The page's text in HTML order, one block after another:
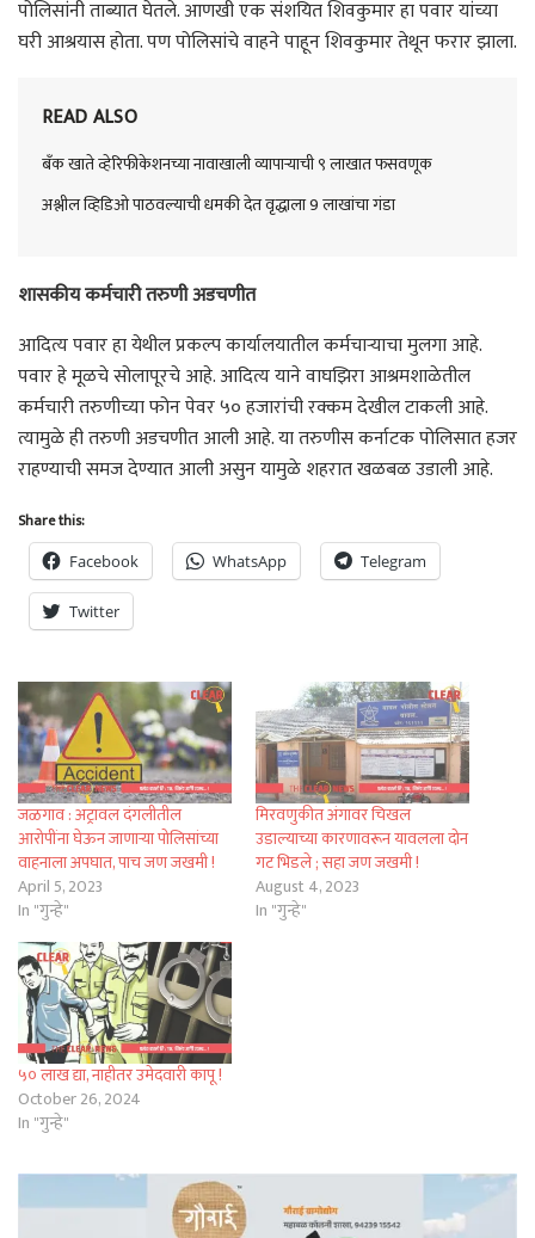
पोलिसांनी ताब्यात घेतले. आणखी एक संशयित शिवकुमार हा पवार यांच्या
घरी आश्रयास होता. पण पोलिसांचे वाहने पाहून शिवकुमार तेथून फरार झाला.
READ ALSO
बँक खाते व्हेरिफीकेशनच्या नावाखाली व्यापाऱ्याची ९ लाखात फसवणूक
अश्लील व्हिडिओ पाठवल्याची धमकी देत वृद्धाला 9 लाखांचा गंडा
शासकीय कर्मचारी तरुणी अडचणीत
आदित्य पवार हा येथील प्रकल्प कार्यालयातील कर्मचाऱ्याचा मुलगा आहे.
पवार हे मूळचे सोलापूरचे आहे. आदित्य याने वाघझिरा आश्रमशाळेतील
कर्मचारी तरुणीच्या फोन पेवर ५० हजारांची रक्कम देखील टाकली आहे.
त्यामुळे ही तरुणी अडचणीत आली आहे. या तरुणीस कर्नाटक पोलिसात हजर
राहण्याची समज देण्यात आली असुन यामुळे शहरात खळबळ उडाली आहे.
Share this:
Facebook WhatsApp Telegram
Twitter
जळगाव : अट्रावल दंगलीतील
आरोपींना घेऊन जाणाऱ्या पोलिसांच्या
वाहनाला अपघात, पाच जण जखमी !
April 5, 2023
In "गुन्हे"
मिरवणुकीत अंगावर चिखल
उडाल्याच्या कारणावरून यावलला दोन
गट भिडले ; सहा जण जखमी !
August 4, 2023
In "गुन्हे"
५० लाख द्या, नाहीतर उमेदवारी कापू !
October 26, 2024
In "गुन्हे"